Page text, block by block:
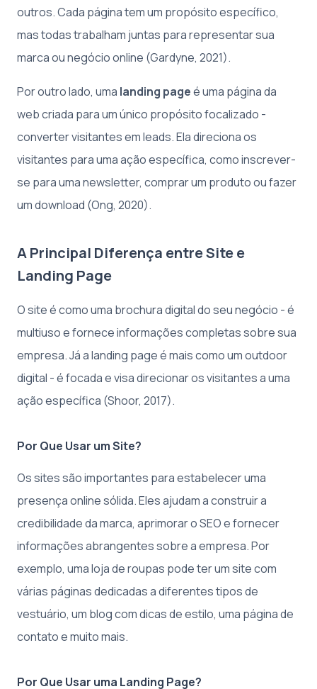
outros. Cada página tem um propósito específico,
mas todas trabalham juntas para representar sua
marca ou negócio online (Gardyne, 2021).
Por outro lado, uma landing pageé uma página da
web criada para um único propósito focalizado -
converter visitantes em leads. Ela direciona os
visitantes para uma ação específica, como inscrever-
se para uma newsletter, comprar um produto ou fazer
um download (Ong, 2020).
A Principal Diferença entre Site e
Landing Page
O site é como uma brochura digital do seu negócio - é
multiuso e fornece informações completas sobre sua
empresa. Já a landing page é mais como um outdoor
digital - é focada e visa direcionar os visitantes a uma
ação específica (Shoor, 2017).
Por Que Usar um Site?
Os sites são importantes para estabelecer uma
presença online sólida. Eles ajudam a construir a
credibilidade da marca, aprimorar o SEO e fornecer
informações abrangentes sobre a empresa. Por
exemplo, uma loja de roupas pode ter um site com
várias páginas dedicadas a diferentes tipos de
vestuário, um blog com dicas de estilo, uma página de
contato e muito mais.
Por Que Usar uma Landing Page?